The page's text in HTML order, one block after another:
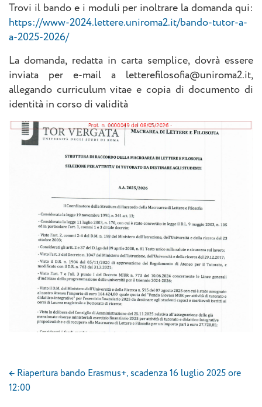
Trovi il bando e i moduli per inoltrare la domanda qui:
https://www-2024.lettere.uniroma2.it/bando-tutor-a-
a-2025-2026/
La domanda, redatta in carta semplice, dovrà essere
inviata per e-mail a letterefilosofia@uniroma2.it,
allegando curriculum vitae e copia di documento di
identità in corso di validità
← Riapertura bando Erasmus+, scadenza 16 luglio 2025 ore
12:00